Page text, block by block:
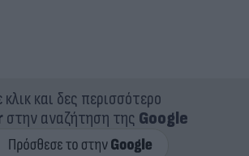
κλικ και δες περισσότερο
στην αναζήτηση της Google